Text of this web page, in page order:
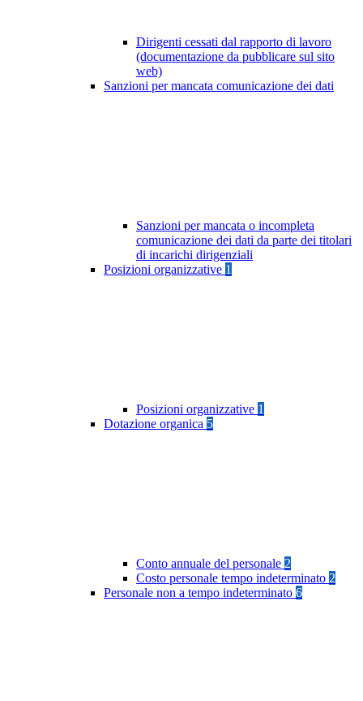
Dirigenti cessati dal rapporto di lavoro
(documentazione da pubblicare sul sito
web)
Sanzioni per mancata comunicazione dei dati
Sanzioni per mancata o incompleta
comunicazione dei dati da parte dei titolari
di incarichi dirigenziali
Posizioni organizzative 1
Posizioni organizzative 1
Dotazione organica 5
Conto annuale del personale 2
Costo personale tempo indeterminato 2
Personale non a tempo indeterminato 6